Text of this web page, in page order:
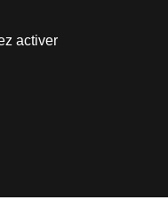
activer